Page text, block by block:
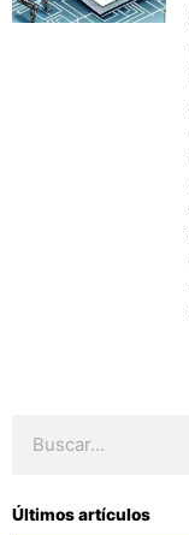
Últimos artículos